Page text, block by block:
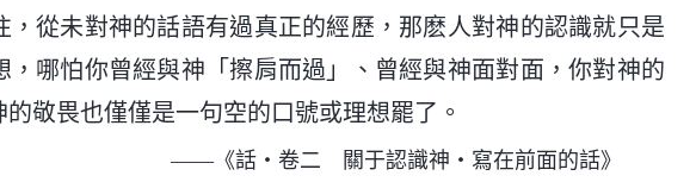
，從未對神的話語有過真正的經歷，那麽人對神的認識就只是
，哪怕你曾經與神「擦肩而過」、曾經與神面對面，你對神的
敬畏也僅僅是一句空的口號或理想罷了。
——《話・卷二 關于認識神・寫在前面的話》